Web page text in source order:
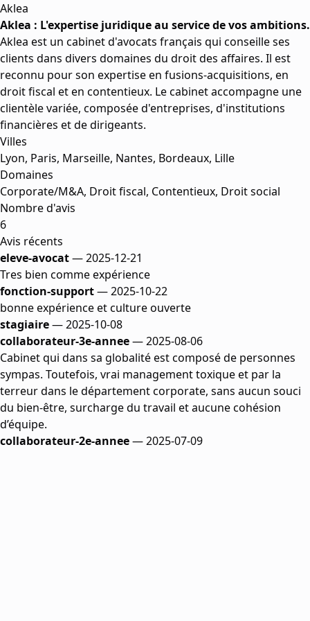
Aklea
Aklea : L'expertise juridique au service de vos ambitions.
Aklea est un cabinet d'avocats français qui conseille ses
clients dans divers domaines du droit des affaires. Il est
reconnu pour son expertise en fusions-acquisitions, en
droit fiscal et en contentieux. Le cabinet accompagne une
clientèle variée, composée d'entreprises, d'institutions
financières et de dirigeants.
Villes
Lyon, Paris, Marseille, Nantes, Bordeaux, Lille
Domaines
Corporate/M&A, Droit fiscal, Contentieux, Droit social
Nombre d'avis
6
Avis récents
eleve-avocat— 2025-12-21
Tres bien comme expérience
fonction-support— 2025-10-22
bonne expérience et culture ouverte
stagiaire— 2025-10-08
collaborateur-3e-annee— 2025-08-06
Cabinet qui dans sa globalité est composé de personnes
sympas. Toutefois, vrai management toxique et par la
terreur dans le département corporate, sans aucun souci
du bien-être, surcharge du travail et aucune cohésion
d’équipe.
collaborateur-2e-annee— 2025-07-09